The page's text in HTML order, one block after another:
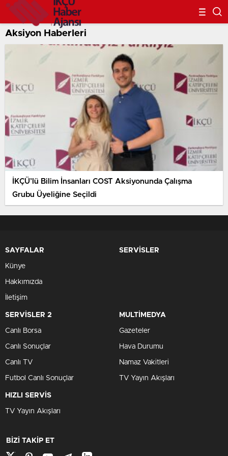
Aksiyon Haberleri
İKÇÜ’lü Bilim İnsanları COST Aksiyonunda Çalışma
Grubu Üyeliğine Seçildi
SAYFALAR
Künye
Hakkımızda
İletişim
SERVİSLER
SERVİSLER 2
Canlı Borsa
Canlı Sonuçlar
Canlı TV
Futbol Canlı Sonuçlar
MULTİMEDYA
Gazeteler
Hava Durumu
Namaz Vakitleri
TV Yayın Akışları
HIZLI SERVİS
TV Yayın Akışları
BİZİ TAKİP ET